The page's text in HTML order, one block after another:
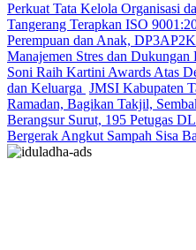
Perkuat Tata Kelola Organisasi
Tangerang Terapkan ISO
Perempuan dan Anak,
Manajemen Stres dan
Soni Raih Kartini Awards Atas
dan Keluarga JMSI Kabupaten
Ramadan, Bagikan Takjil,
Berangsur Surut, 195 Petugas
Bergerak Angkut Sampah Sisa